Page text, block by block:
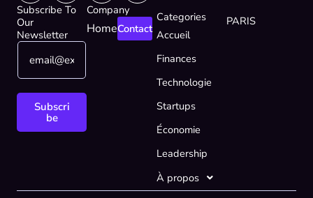
Subscribe To
Our
Newsletter
E
a
m
E
a
Subscri
be
Company
HomeContact
Categories
Accueil
Finances
Technologie
Startups
Économie
Leadership
À propos
PARIS